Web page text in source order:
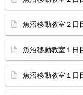
魚沼移動教室２
魚沼移動教室１
魚沼移動教室１